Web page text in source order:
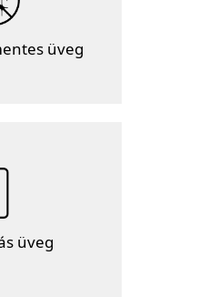
üveg
üveg